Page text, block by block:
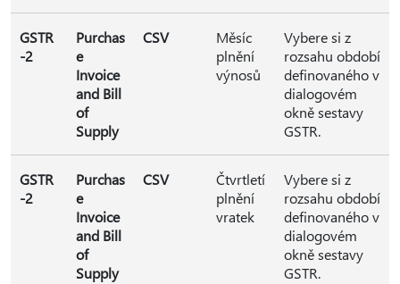
GSTR
-2
Purchas
e
Invoice
and Bill
of
Supply
CSV
Měsíc
plnění
výnosů
Vybere si z
rozsahu období
definovaného v
dialogovém
okně sestavy
GSTR.
GSTR
-2
Purchas
e
Invoice
and Bill
of
Supply
CSV
Čtvrtletí
plnění
vratek
Vybere si z
rozsahu období
definovaného v
dialogovém
okně sestavy
GSTR.